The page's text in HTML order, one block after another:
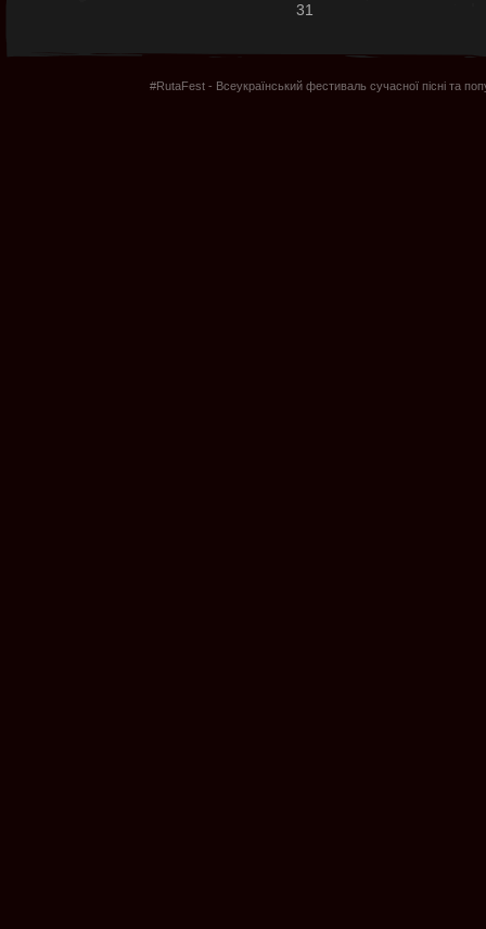
31
#RutaFest - Всеукраїнський фестиваль сучасної пісні та